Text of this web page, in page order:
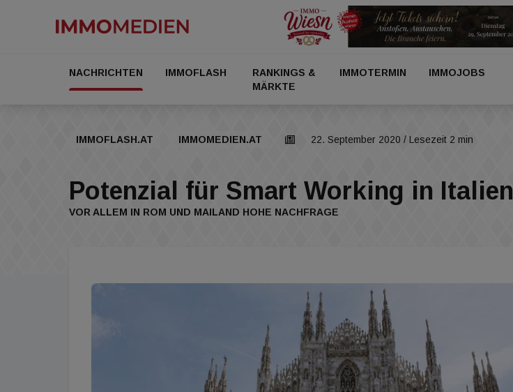
NACHRICHTEN IMMOFLASH
RANKINGS &
MÄRKTE
IMMOTERMIN IMMOJOBS
IMMOFLASH.AT IMMOMEDIEN.AT 22. September 2020 / Lesezeit 2 min
Potenzial für Smart Working in Italien
VOR ALLEM IN ROM UND MAILAND HOHE NACHFRAGE